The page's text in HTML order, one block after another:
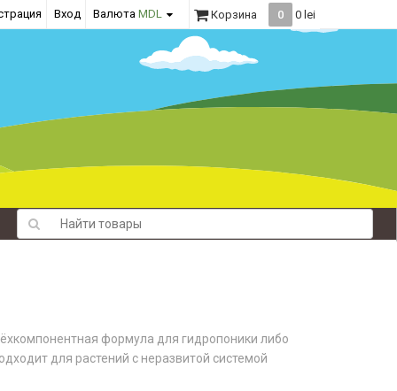
Вход Валюта MDL Корзина 0 0 lei
формула для гидропоники либо
для растений с неразвитой системой